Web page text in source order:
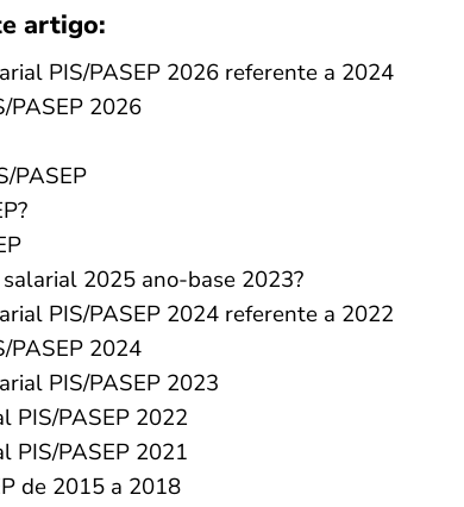
artigo:
PIS/PASEP 2026 referente a 2024
PASEP 2026
PASEP
2025 ano-base 2023?
PIS/PASEP 2024 referente a 2022
PASEP 2024
PIS/PASEP 2023
PIS/PASEP 2022
PIS/PASEP 2021
de 2015 a 2018